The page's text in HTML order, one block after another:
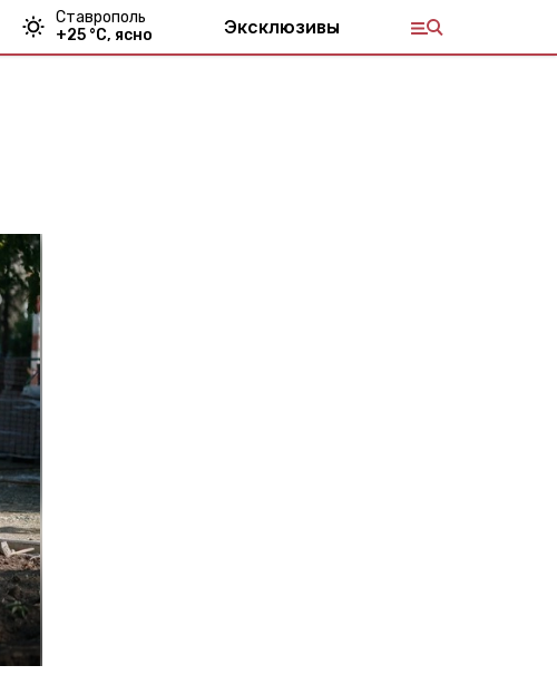
Ставрополь
+25 °С, ясно Эксклюзивы